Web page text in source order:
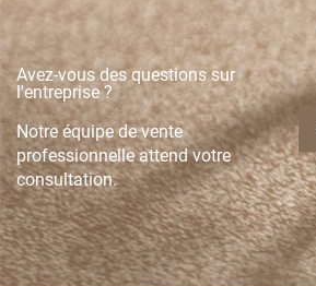
Avez-vous des questions sur
l'entreprise ?
Notre équipe de vente
professionnelle attend votre
consultation.